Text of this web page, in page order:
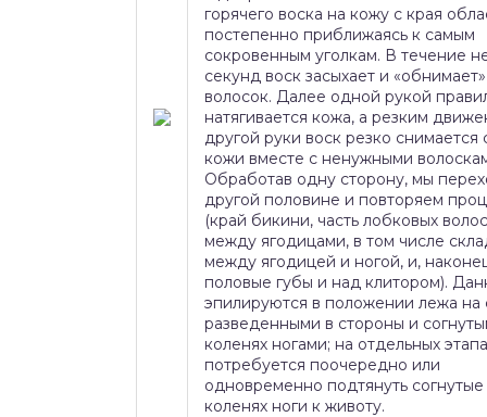
горячего воска на кожу с края
постепенно приближаясь к самым
сокровенным уголкам. В течение
секунд воск засыхает и
волосок. Далее одной рукой
натягивается кожа, а резким
другой руки воск резко снимается
кожи вместе с ненужными
Обработав одну сторону, мы
другой половине и повторяем
(край бикини, часть лобковых
между ягодицами, в том числе
между ягодицей и ногой, и,
половые губы и над клитором).
эпилируются в положении лежа на
разведенными в стороны и
коленях ногами; на отдельных
потребуется поочередно или
одновременно подтянуть согнутые
коленях ноги к животу.